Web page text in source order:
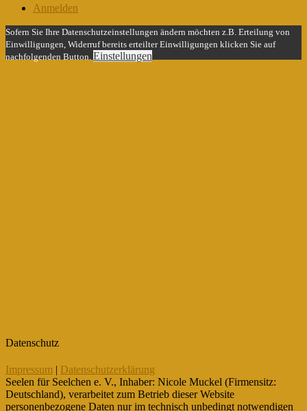
Anmelden
Sofern Sie Ihre Datenschutzeinstellungen ändern möchten z.B. Erteilung von
Einwilligungen, Widerruf bereits erteilter Einwilligungen klicken Sie auf
nachfolgenden Button. Einstellungen
Datenschutz
Impressum | Datenschutzerklärung
Seelen für Seelchen e. V., Inhaber: Nicole Muckel (Firmensitz:
Deutschland), verarbeitet zum Betrieb dieser Website
personenbezogene Daten nur im technisch unbedingt notwendigen